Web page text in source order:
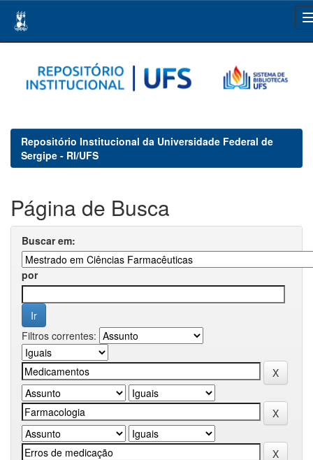
navigation
Repositório Institucional da Universidade Federal de
Sergipe - RI/UFS
Página de Busca
Buscar em:
por
Filtros correntes: